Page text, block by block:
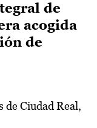
de
acogida
de
de Ciudad Real,